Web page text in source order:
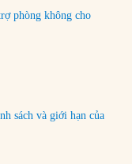
phòng không cho
sách và giới hạn của